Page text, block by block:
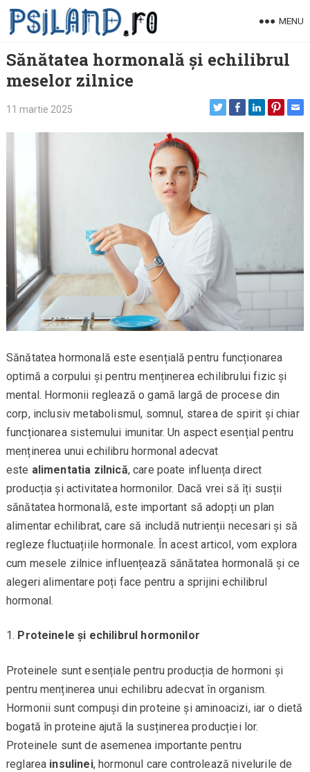
Skip
MENU
Sănătatea hormonală și echilibrul
meselor zilnice
11 martie 2025
Sănătatea hormonală este esențială pentru funcționarea
optimă a corpului și pentru menținerea echilibrului fizic și
mental. Hormonii reglează o gamă largă de procese din
corp, inclusiv metabolismul, somnul, starea de spirit și chiar
funcționarea sistemului imunitar. Un aspect esențial pentru
menținerea unui echilibru hormonal adecvat
este alimentatia zilnică, care poate influența direct
producția și activitatea hormonilor. Dacă vrei să îți susții
sănătatea hormonală, este important să adopți un plan
alimentar echilibrat, care să includă nutrienții necesari și să
regleze fluctuațiile hormonale. În acest articol, vom explora
cum mesele zilnice influențează sănătatea hormonală și ce
alegeri alimentare poți face pentru a sprijini echilibrul
hormonal.
Proteinele și echilibrul hormonilor
Proteinele sunt esențiale pentru producția de hormoni și
pentru menținerea unui echilibru adecvat în organism.
Hormonii sunt compuși din proteine și aminoacizi, iar o dietă
bogată în proteine ajută la susținerea producției lor.
Proteinele sunt de asemenea importante pentru
reglarea insulinei, hormonul care controlează nivelurile de